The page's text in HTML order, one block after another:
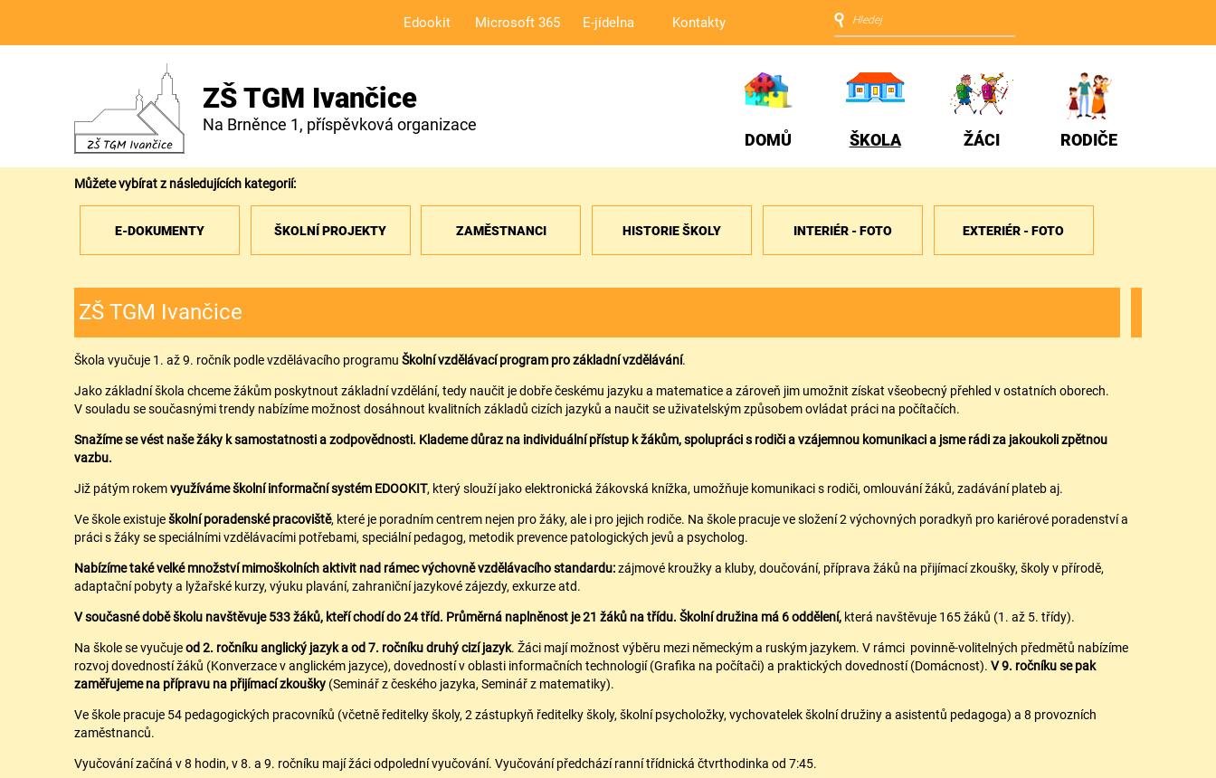
Edookit Microsoft 365 E-jídelna Kontakty
ZŠ TGM Ivančice
Na Brněnce 1, příspěvková organizace
DOMŮ
ŠKOLA ŽÁCI RODIČE
Můžete vybírat z následujících kategorií:
E-DOKUMENTY ŠKOLNÍ PROJEKTY ZAMĚSTNANCI HISTORIE ŠKOLY INTERIÉR - FOTO EXTERIÉR - FOTO
ZŠ TGM Ivančice
Škola vyučuje 1. až 9. ročník podle vzdělávacího programu Školní vzdělávací program pro základní vzdělávání.
Jako základní škola chceme žákům poskytnout základní vzdělání, tedy naučit je dobře českému jazyku a matematice a zároveň jim umožnit získat všeobecný přehled v ostatních oborech.
V souladu se současnými trendy nabízíme možnost dosáhnout kvalitních základů cizích jazyků a naučit se uživatelským způsobem ovládat práci na počítačích.
Snažíme se vést naše žáky k samostatnosti a zodpovědnosti. Klademe důraz na individuální přístup k žákům, spolupráci s rodiči a vzájemnou komunikaci a jsme rádi za jakoukoli zpětnou
vazbu.
Již pátým rokemvyužívámeškolní informační systém EDOOKIT, který slouží jako elektronická žákovská knížka, umožňuje komunikaci s rodiči, omlouvání žáků, zadávání plateb aj.
Ve škole existuješkolní poradenské pracoviště, které je poradním centrem nejen pro žáky, ale i pro jejich rodiče. Na škole pracuje ve složení 2 výchovných poradkyň pro kariérové poradenství a
práci s žáky se speciálními vzdělávacími potřebami, speciální pedagog, metodik prevence patologických jevů a psycholog.
Nabízíme také velké množství mimoškolních aktivit nad rámec výchovně vzdělávacího standardu:zájmové kroužky a kluby, doučování, příprava žáků na přijímací zkoušky, školy v přírodě,
adaptační pobyty a lyžařské kurzy, výuku plavání, zahraniční jazykové zájezdy, exkurze atd.
V současné době školu navštěvuje 533 žáků, kteří chodí do 24 tříd. Průměrná naplněnost je 21 žáků na třídu. Školní družina má 6 oddělení, která navštěvuje 165 žáků (1. až 5. třídy).
Na škole se vyučujeod 2. ročníku anglický jazyk a od 7. ročníku druhý cizí jazyk. Žáci mají možnost výběru mezi německým a ruským jazykem. V rámci povinně-volitelných předmětů nabízíme
rozvoj dovedností žáků (Konverzace v anglickém jazyce), dovedností v oblasti informačních technologií (Grafika na počítači) a praktických dovedností (Domácnost). V 9. ročníku se pak
zaměřujeme na přípravu na přijímací zkoušky (Seminář z českého jazyka, Seminář z matematiky).
Ve škole pracuje 54 pedagogických pracovníků (včetně ředitelky školy, 2 zástupkyň ředitelky školy, školní psycholožky, vychovatelek školní družiny a asistentů pedagoga) a 8 provozních
zaměstnanců.
Vyučování začíná v 8 hodin, v 8. a 9. ročníku mají žáci odpolední vyučování. Vyučování předchází ranní třídnická čtvrthodinka od 7:45.